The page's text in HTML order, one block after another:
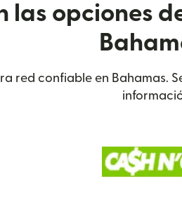
las opciones
red confiable en Bahamas.